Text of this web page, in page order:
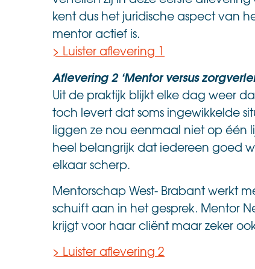
kent dus het juridische aspect van
mentor actief is.
> Luister aflevering 1
Aflevering 2 ‘Mentor versus
Uit de praktijk blijkt elke dag weer
toch levert dat soms ingewikkelde
liggen ze nou eenmaal niet op één
heel belangrijk dat iedereen goed
elkaar scherp.
Mentorschap West- Brabant werkt
schuift aan in het gesprek. Mentor
krijgt voor haar cliënt maar zeker
> Luister aflevering 2